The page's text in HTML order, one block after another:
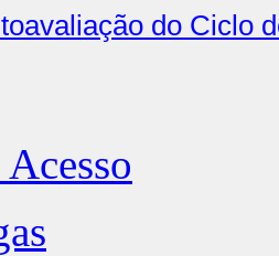
do Ciclo